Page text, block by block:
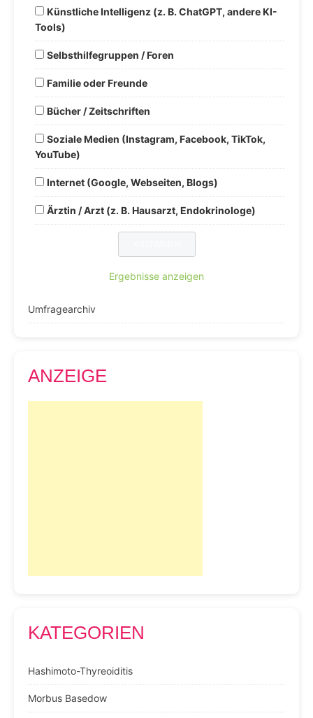
Künstliche Intelligenz (z. B. ChatGPT, andere KI-
Tools)
Selbsthilfegruppen / Foren
Familie oder Freunde
Bücher / Zeitschriften
Soziale Medien (Instagram, Facebook, TikTok,
YouTube)
Internet (Google, Webseiten, Blogs)
Ärztin / Arzt (z. B. Hausarzt, Endokrinologe)
Ergebnisse anzeigen
Umfragearchiv
ANZEIGE
KATEGORIEN
Hashimoto-Thyreoiditis
Morbus Basedow